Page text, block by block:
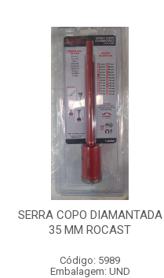
SERRA COPO DIAMANTADA
35 MM ROCAST
Código: 5989
Embalagem: UND